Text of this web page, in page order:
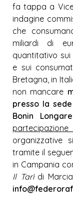
fa tappa a
indagine
che
miliardi di
quantitativo sui
e sui
Bretagna, in
non mancare
presso la
Bonin Longare
organizzative
tramite il
in Campania
Il Tarìdi